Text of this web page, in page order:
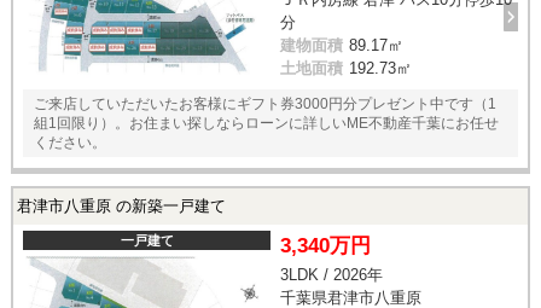
分
建物面積 89.17㎡
土地面積 192.73㎡
ご来店していただいたお客様にギフト券3000円分プレゼント中です（1
組1回限り）。お住まい探しならローンに詳しいME不動産千葉にお任せ
ください。
君津市八重原 の新築一戸建て
一戸建て 3,340万円
3LDK / 2026年
千葉県君津市八重原